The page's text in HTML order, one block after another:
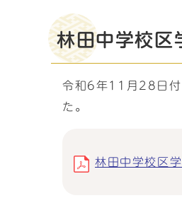
林田中学校区
令和6年11月28日付
た。
林田中学校区